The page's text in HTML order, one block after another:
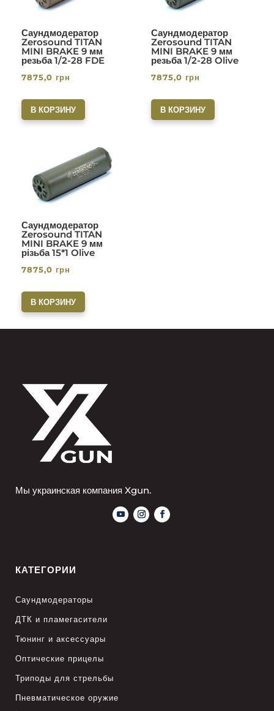
Саундмодератор
Zerosound TITAN
MINI BRAKE 9 мм
резьба 1/2-28 FDE
7875,0 грн
В КОРЗИНУ
Саундмодератор
Zerosound TITAN
MINI BRAKE 9 мм
резьба 1/2-28 Olive
7875,0 грн
В КОРЗИНУ
Саундмодератор
Zerosound TITAN
MINI BRAKE 9 мм
різьба 15*1 Olive
7875,0 грн
В КОРЗИНУ
Мы украинская компания Xgun.
КАТЕГОРИИ
Саундмодераторы
ДТК и пламегасители
Тюнинг и аксессуары
Оптические прицелы
Триподы для стрельбы
Пневматическое оружие